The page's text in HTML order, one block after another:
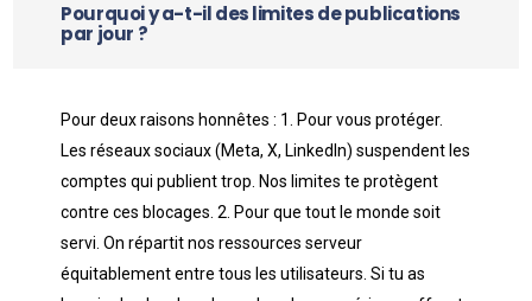
Pourquoi y a-t-il des limites de publications
par jour ?
Pour deux raisons honnêtes : 1. Pour vous protéger.
Les réseaux sociaux (Meta, X, LinkedIn) suspendent les
comptes qui publient trop. Nos limites te protègent
contre ces blocages. 2. Pour que tout le monde soit
servi. On répartit nos ressources serveur
équitablement entre tous les utilisateurs. Si tu as